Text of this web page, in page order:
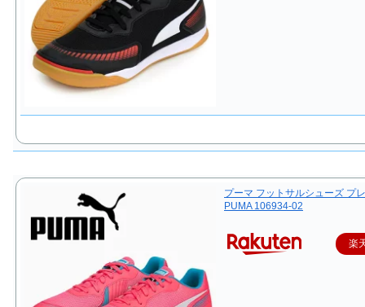
プーマ フットサルシューズ プ
PUMA 106934-02
楽